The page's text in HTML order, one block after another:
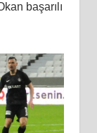
başarılı